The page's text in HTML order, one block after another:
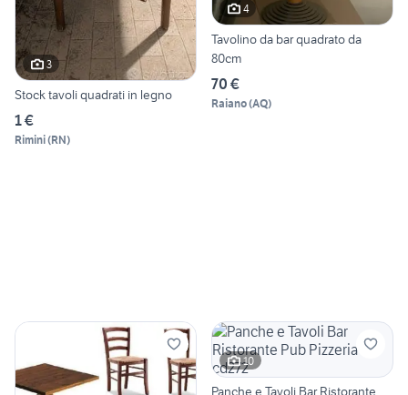
3
Stock tavoli quadrati in legno
1 €
Rimini(RN)
4
Tavolino da bar quadrato da
80cm
70 €
Raiano(AQ)
10